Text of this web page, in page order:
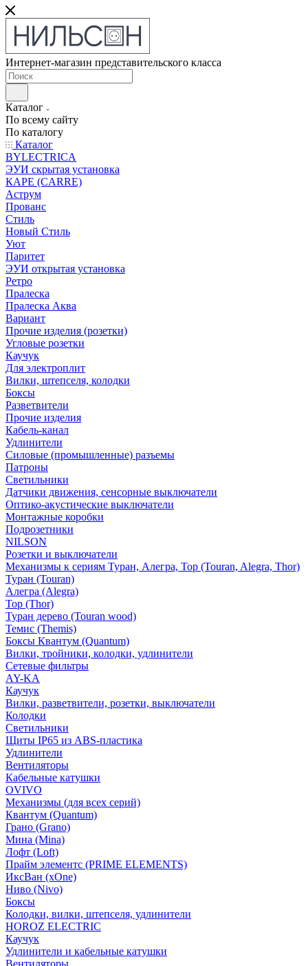
Интернет-магазин представительского класса
Каталог
По всему сайту
По каталогу
Каталог
BYLECTRICA
ЭУИ скрытая установка
КАРЕ (CARRE)
Аструм
Прованс
Стиль
Новый Стиль
Уют
Паритет
ЭУИ открытая установка
Ретро
Пралеска
Пралеска Аква
Вариант
Прочие изделия (розетки)
Угловые розетки
Каучук
Для электроплит
Вилки, штепселя, колодки
Боксы
Разветвители
Прочие изделия
Кабель-канал
Удлинители
Силовые (промышленные) разъемы
Патроны
Светильники
Датчики движения, сенсорные выключатели
Оптико-акустические выключатели
Монтажные коробки
Подрозетники
NILSON
Розетки и выключатели
Механизмы к сериям Туран, Алегра, Тор (Touran, Alegra, Thor)
Туран (Touran)
Алегра (Alegra)
Тор (Thor)
Туран дерево (Touran wood)
Темис (Themis)
Боксы Квантум (Quantum)
Вилки, тройники, колодки, удлинители
Сетевые фильтры
AY-KA
Каучук
Вилки, разветвители, розетки, выключатели
Колодки
Светильники
Щиты IP65 из ABS-пластика
Удлинители
Вентиляторы
Кабельные катушки
OVIVO
Механизмы (для всех серий)
Квантум (Quantum)
Грано (Grano)
Мина (Mina)
Лофт (Loft)
Прайм элементс (PRIME ELEMENTS)
ИксВан (xOne)
Ниво (Nivo)
Боксы
Колодки, вилки, штепселя, удлинители
HOROZ ELECTRIC
Каучук
Удлинители и кабельные катушки
Вентиляторы